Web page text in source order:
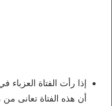
إذا رأت الفتاة
أن هذه الفتاة تعانى